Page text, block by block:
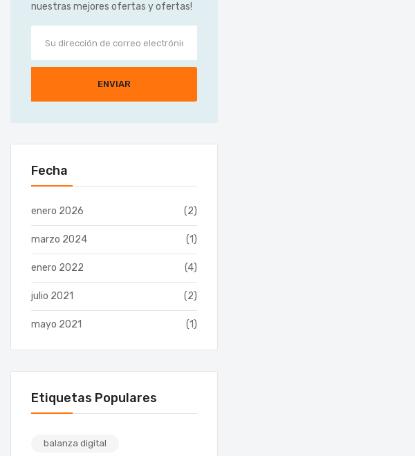
nuestras mejores ofertas y ofertas!
ENVIAR
Fecha
enero 2026 (2)
marzo 2024 (1)
enero 2022 (4)
julio 2021 (2)
mayo 2021 (1)
Etiquetas Populares
balanza digital